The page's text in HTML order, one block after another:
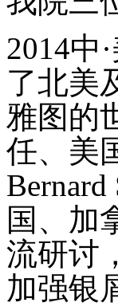
2014中
了北美
雅图的
任、美
国、加
流研讨
加强银